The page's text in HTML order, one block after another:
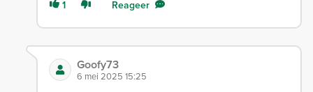
1 Reageer
Goofy73
6 mei 2025 15:25